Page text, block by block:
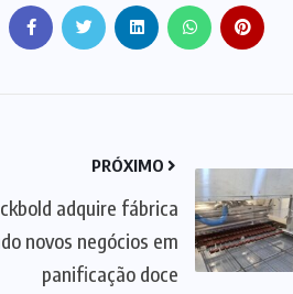
PRÓXIMO
adquire fábrica
novos negócios em
panificação doce